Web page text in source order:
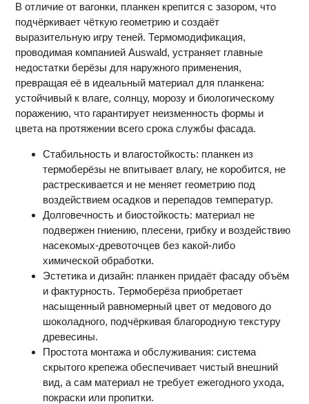
В отличие от вагонки, планкен крепится с зазором, что
подчёркивает чёткую геометрию и создаёт
выразительную игру теней. Термомодификация,
проводимая компанией Auswald, устраняет главные
недостатки берёзы для наружного применения,
превращая её в идеальный материал для планкена:
устойчивый к влаге, солнцу, морозу и биологическому
поражению, что гарантирует неизменность формы и
цвета на протяжении всего срока службы фасада.
Стабильность и влагостойкость: планкен из
термоберёзы не впитывает влагу, не коробится, не
растрескивается и не меняет геометрию под
воздействием осадков и перепадов температур.
Долговечность и биостойкость: материал не
подвержен гниению, плесени, грибку и воздействию
насекомых-древоточцев без какой-либо
химической обработки.
Эстетика и дизайн: планкен придаёт фасаду объём
и фактурность. Термоберёза приобретает
насыщенный равномерный цвет от медового до
шоколадного, подчёркивая благородную текстуру
древесины.
Простота монтажа и обслуживания: система
скрытого крепежа обеспечивает чистый внешний
вид, а сам материал не требует ежегодного ухода,
покраски или пропитки.